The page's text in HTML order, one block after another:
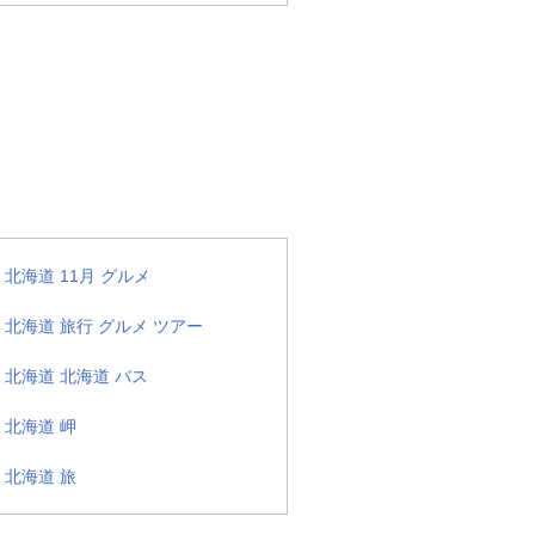
北海道 11月 グルメ
北海道 旅行 グルメ ツアー
北海道 北海道 バス
北海道 岬
北海道 旅